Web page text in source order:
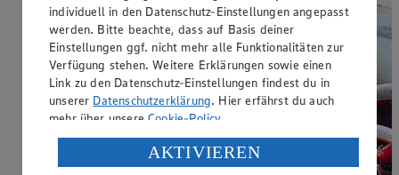
individuell in den Datenschutz-Einstellungen angepasst
werden. Bitte beachte, dass auf Basis deiner
Einstellungen ggf. nicht mehr alle Funktionalitäten zur
Verfügung stehen. Weitere Erklärungen sowie einen
Link zu den Datenschutz-Einstellungen findest du in
unserer Datenschutzerklärung. Hier erfährst du auch
mehr über unsereCookie-Policy.
Verarbeitung deiner personenbezogenen Daten in den
USA durch Facebook und YouTube:
AKTIVIEREN